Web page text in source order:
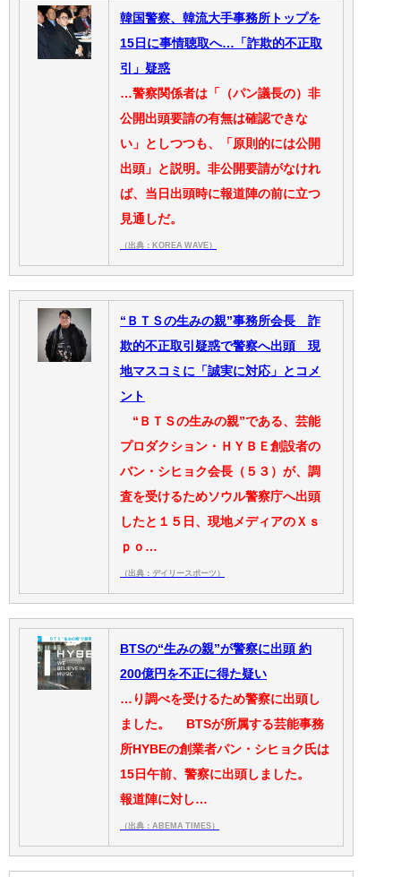
韓国警察、韓流大手事務所トップを
15日に事情聴取へ…「詐欺的不正取
引」疑惑
…警察関係者は「（パン議長の）非
公開出頭要請の有無は確認できな
い」としつつも、「原則的には公開
出頭」と説明。非公開要請がなけれ
ば、当日出頭時に報道陣の前に立つ
見通しだ。
（出典：KOREA WAVE）
“ＢＴＳの生みの親”事務所会長 詐
欺的不正取引疑惑で警察へ出頭 現
地マスコミに「誠実に対応」とコメ
ント
“ＢＴＳの生みの親”である、芸能
プロダクション・ＨＹＢＥ創設者の
バン・シヒョク会長（５３）が、調
査を受けるためソウル警察庁へ出頭
したと１５日、現地メディアのＸｓ
ｐｏ…
（出典：デイリースポーツ）
BTSの“生みの親”が警察に出頭 約
200億円を不正に得た疑い
…り調べを受けるため警察に出頭し
ました。 BTSが所属する芸能事務
所HYBEの創業者パン・シヒョク氏は
15日午前、警察に出頭しました。
報道陣に対し…
（出典：ABEMA TIMES）